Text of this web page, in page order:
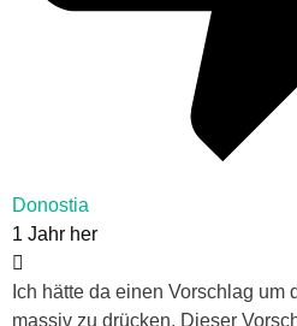
Donostia
1 Jahr her
Ich hätte da einen Vorschlag um
massiv zu drücken. Dieser